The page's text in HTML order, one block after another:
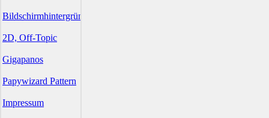
Bildschirmhintergründe
2D, Off-Topic
Gigapanos
Papywizard Pattern
Impressum